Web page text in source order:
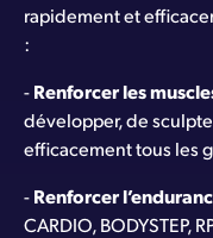
rapidement et
:
-Renforcer les
développer, de
efficacement tous les
-Renforcer
CARDIO, BODYSTEP,